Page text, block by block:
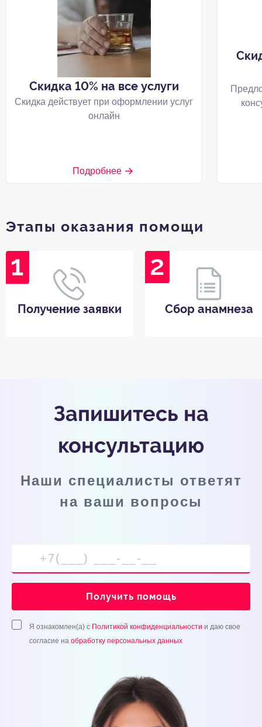
Скидка 10% на все услуги
Скидка действует при оформлении услуг
онлайн
Подробнее
Этапы оказания помощи
Получение заявки Сбор анамнеза
Запишитесь на
консультацию
Наши специалисты ответят
на ваши вопросы
Получить помощь
Я ознакомлен(а) с Политикой конфиденциальности и даю свое
согласие на обработку персональных данных